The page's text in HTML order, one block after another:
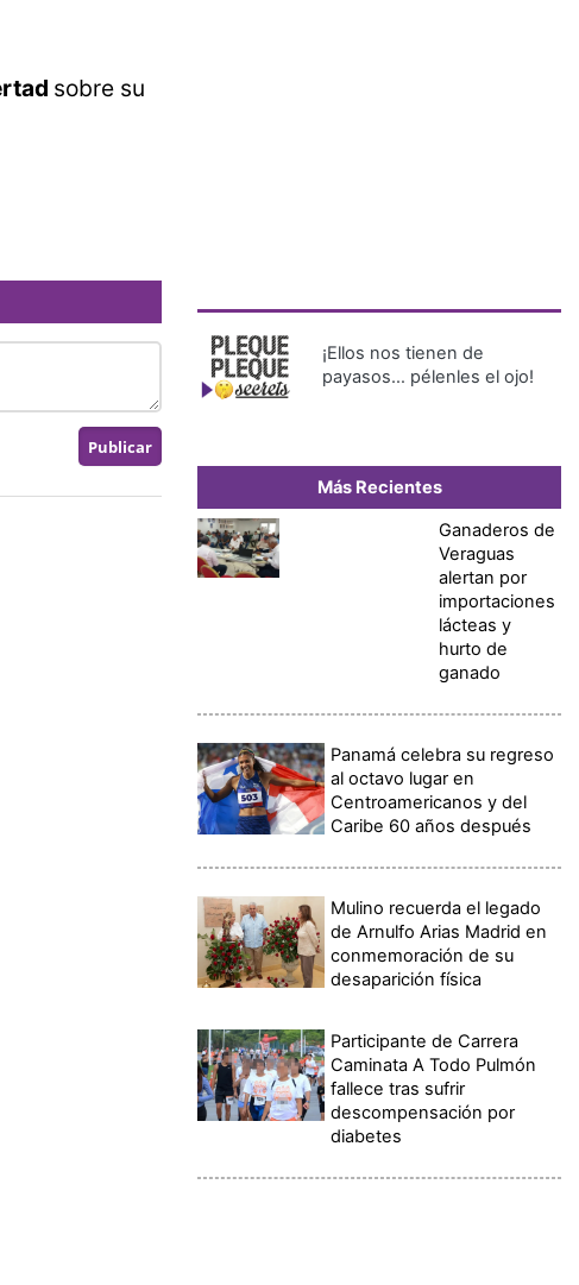
sobre su
¡Ellos nos tienen de
payasos… pélenles el ojo!
Más Recientes
Ganaderos de
Veraguas
alertan por
importaciones
lácteas y
hurto de
ganado
Panamá celebra su regreso
al octavo lugar en
Centroamericanos y del
Caribe 60 años después
Mulino recuerda el legado
de Arnulfo Arias Madrid en
conmemoración de su
desaparición física
Participante de Carrera
Caminata A Todo Pulmón
fallece tras sufrir
descompensación por
diabetes